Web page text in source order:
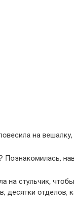
на
на стульчик,
десятки отделов,